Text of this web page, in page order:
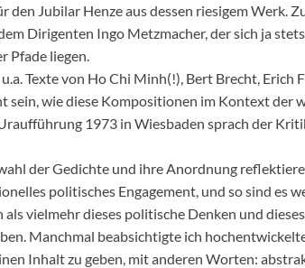
den Jubilar Henze aus dessen riesigem Werk.
Dirigenten Ingo Metzmacher, der sich ja
Pfade liegen.
Texte von Ho Chi Minh(!), Bert Brecht, Erich
sein, wie diese Kompositionen im Kontext der
1973 in Wiesbaden sprach der
der Gedichte und ihre Anordnung
politisches Engagement, und so sind es
vielmehr dieses politische Denken und
Manchmal beabsichtigte ich
Inhalt zu geben, mit anderen Worten: